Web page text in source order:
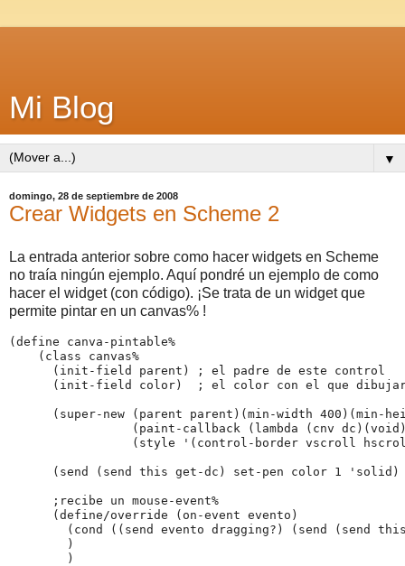
Mi Blog
▼
domingo, 28 de septiembre de 2008
Crear Widgets en Scheme 2
La entrada anterior sobre como hacer widgets en Scheme
no traía ningún ejemplo. Aquí pondré un ejemplo de como
hacer el widget (con código). ¡Se trata de un widget que
permite pintar en un canvas% !
(define canva-pintable%
    (class canvas%
      (init-field parent) ; el padre de este control
(init-field color)  ; el color con el que
(super-new (parent parent)(min-width 400)(min-
(paint-callback (lambda (cnv
(style '(control-border vscroll
      (send (send this get-dc) set-pen color 1 'solid)
      ;recibe un mouse-event%
      (define/override (on-event evento)
(cond ((send evento dragging?) (send (send
        )
        )